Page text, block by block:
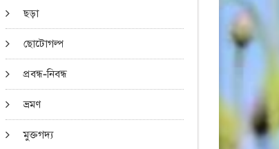
ছড়া
ছোটোগল্প
প্রবন্ধ-নিবন্ধ
ভ্রমণ
মুক্তগদ্য